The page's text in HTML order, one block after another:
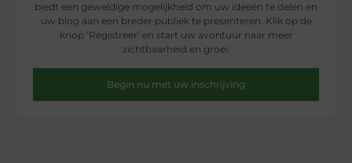
biedt een geweldige mogelijkheid om uw ideeën te delen en
uw blog aan een breder publiek te presenteren. Klik op de
knop ‘Registreer’ en start uw avontuur naar meer
zichtbaarheid en groei.
Begin nu met uw inschrijving